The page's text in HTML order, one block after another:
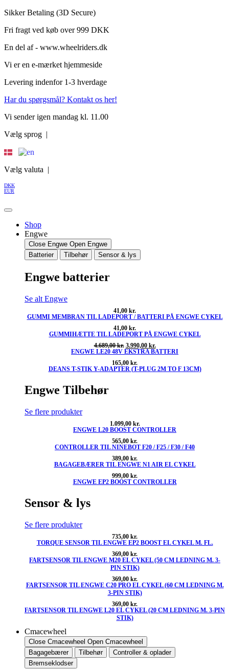
Videre
indhold
Sikker Betaling (3D Secure)
Fri fragt ved køb over 999 DKK
En del af - www.wheelriders.dk
Vi er en e-mærket hjemmeside
Levering indenfor 1-3 hverdage
Har du spørgsmål? Kontakt os her!
Vi sender igen mandag kl. 11.00
Vælg sprog |
Vælg valuta |
DKK
EUR
Shop
Engwe
Close Engwe Open Engwe
Batterier
Tilbehør Sensor & lys
Engwe batterier
Se alt Engwe
41,00 kr.
GUMMI MEMBRAN TIL LADEPORT / BATTERI PÅ ENGWE CYKEL
41,00 kr.
GUMMIHÆTTE TIL LADEPORT PÅ ENGWE CYKEL
4.689,00kr. Den
oprindelige
pris
var:
3.990,00 kr.Den
aktuelle
er:
ENGWE LE20 48V EKSTRA BATTERI
165,00 kr.
DEANS T-STIK Y-ADAPTER (T-PLUG 2M TO F 13CM)
Engwe Tilbehør
Se flere produkter
1.099,00 kr.
ENGWE L20 BOOST CONTROLLER
565,00 kr.
CONTROLLER TIL NINEBOT F20 / F25 / F30 / F40
389,00 kr.
BAGAGEBÆRER TIL ENGWE N1 AIR EL CYKEL
999,00 kr.
ENGWE EP2 BOOST CONTROLLER
Sensor & lys
Se flere produkter
735,00 kr.
TORQUE SENSOR TIL ENGWE EP2 BOOST EL CYKEL M. FL.
369,00 kr.
FARTSENSOR TIL ENGWE M20 EL CYKEL (50 CM LEDNING M. 3-
PIN STIK)
369,00 kr.
FARTSENSOR TIL ENGWE C20 PRO EL CYKEL (60 CM LEDNING M.
3-PIN STIK)
369,00 kr.
FARTSENSOR TIL ENGWE L20 EL CYKEL (20 CM LEDNING M. 3-PIN
STIK)
Cmacewheel
Close Cmacewheel Open Cmacewheel
Bagagebærer
Tilbehør
Controller & oplader
Bremseklodser